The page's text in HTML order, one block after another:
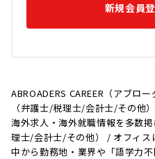
新規会員
ABROADERS CAREER（アブロ
（弁護士/税理士/会計士/その他
海外求人・海外就職情報を多数
理士/会計士/その他） / オフィス
中から勤務地・業界や「語学力